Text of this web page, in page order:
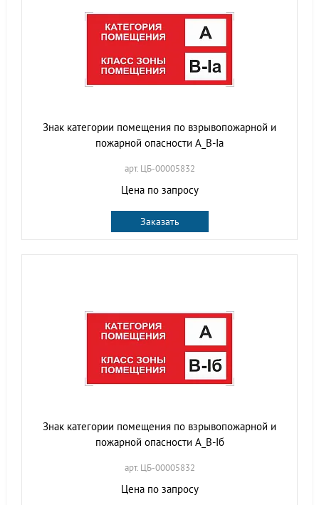
Знак категории помещения по взрывопожарной и
пожарной опасности А_В-Iа
арт. ЦБ-00005832
Цена по запросу
Заказать
Знак категории помещения по взрывопожарной и
пожарной опасности А_В-Iб
арт. ЦБ-00005832
Цена по запросу